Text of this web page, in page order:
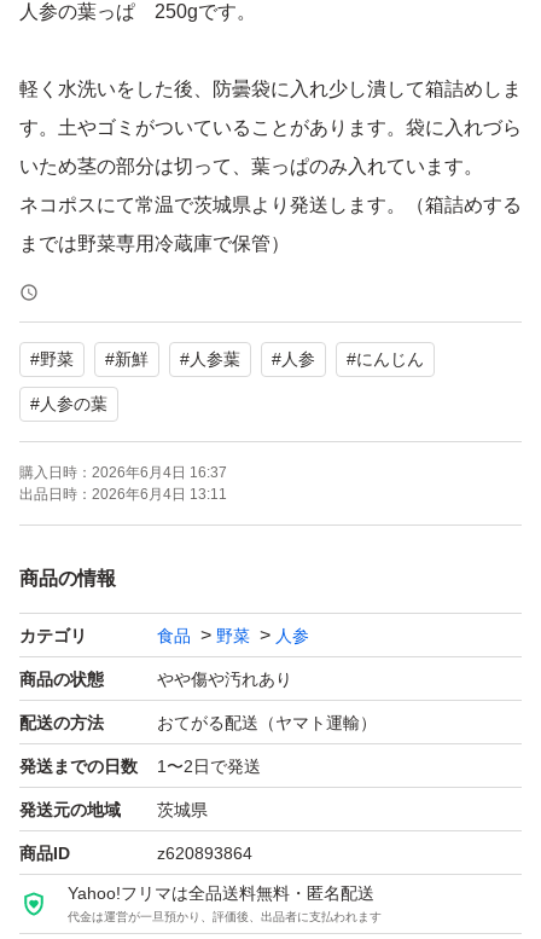
人参の葉っぱ 250gです。
軽く水洗いをした後、防曇袋に入れ少し潰して箱詰めしま
す。土やゴミがついていることがあります。袋に入れづら
いため茎の部分は切って、葉っぱのみ入れています。
ネコポスにて常温で茨城県より発送します。（箱詰めする
までは野菜専用冷蔵庫で保管）
#野菜 #新鮮 #人参葉 #人参 #にんじん
#人参の葉
購入日時： 2026年6月4日 16:37
出品日時： 2026年6月4日 13:11
商品の情報
カテゴリ 食品 野菜 人参
商品の状態 やや傷や汚れあり
配送の方法 おてがる配送（ヤマト運輸）
発送までの日数 1〜2日で発送
発送元の地域 茨城県
商品ID z620893864
Yahoo!フリマは全品送料無料・匿名配送
代金は運営が一旦預かり、評価後、出品者に支払われます